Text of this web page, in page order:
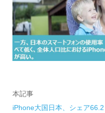
本記事
iPhone大国日本、シェア